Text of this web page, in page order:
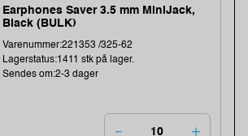
Earphones Saver 3.5 mm MiniJack,
Black (BULK)
Varenummer:221353 /325-62
Lagerstatus:1411 stk på lager.
Sendes om:2-3 dager